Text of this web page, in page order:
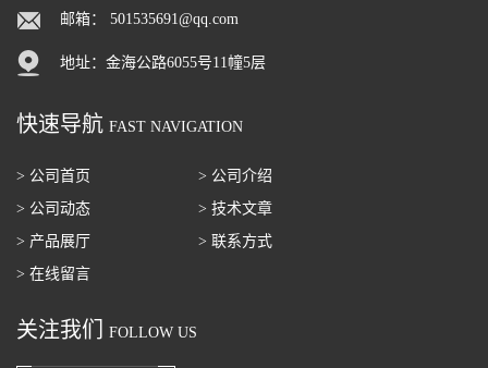
邮箱： 501535691@qq.com
地址：金海公路6055号11幢5层
快速导航 FAST NAVIGATION
> 公司首页
> 公司介绍
> 公司动态
> 技术文章
> 产品展厅
> 联系方式
> 在线留言
关注我们 FOLLOW US